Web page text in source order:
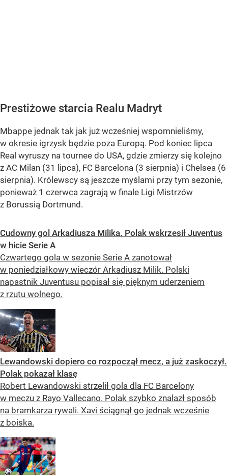
Prestiżowe starcia Realu Madryt
Mbappe jednak tak jak już wcześniej wspomnieliśmy,
w okresie igrzysk będzie poza Europą. Pod koniec lipca
Real wyruszy na tournee do USA, gdzie zmierzy się kolejno
z AC Milan (31 lipca), FC Barcelona (3 sierpnia) i Chelsea (6
sierpnia). Królewscy są jeszcze myślami przy tym sezonie,
ponieważ 1 czerwca zagrają w finale Ligi Mistrzów
z Borussią Dortmund.
Cudowny gol Arkadiusza Milika. Polak wskrzesił Juventus
w hicie Serie A
Czwartego gola w sezonie Serie A zanotował
w poniedziałkowy wieczór Arkadiusz Milik. Polski
napastnik Juventusu popisał się pięknym uderzeniem
z rzutu wolnego.
Lewandowski dopiero co rozpoczął mecz, a już zaskoczył.
Polak pokazał klasę
Robert Lewandowski strzelił gola dla FC Barcelony
w meczu z Rayo Vallecano. Polak szybko znalazł sposób
na bramkarza rywali. Xavi ściągnął go jednak wcześnie
z boiska.